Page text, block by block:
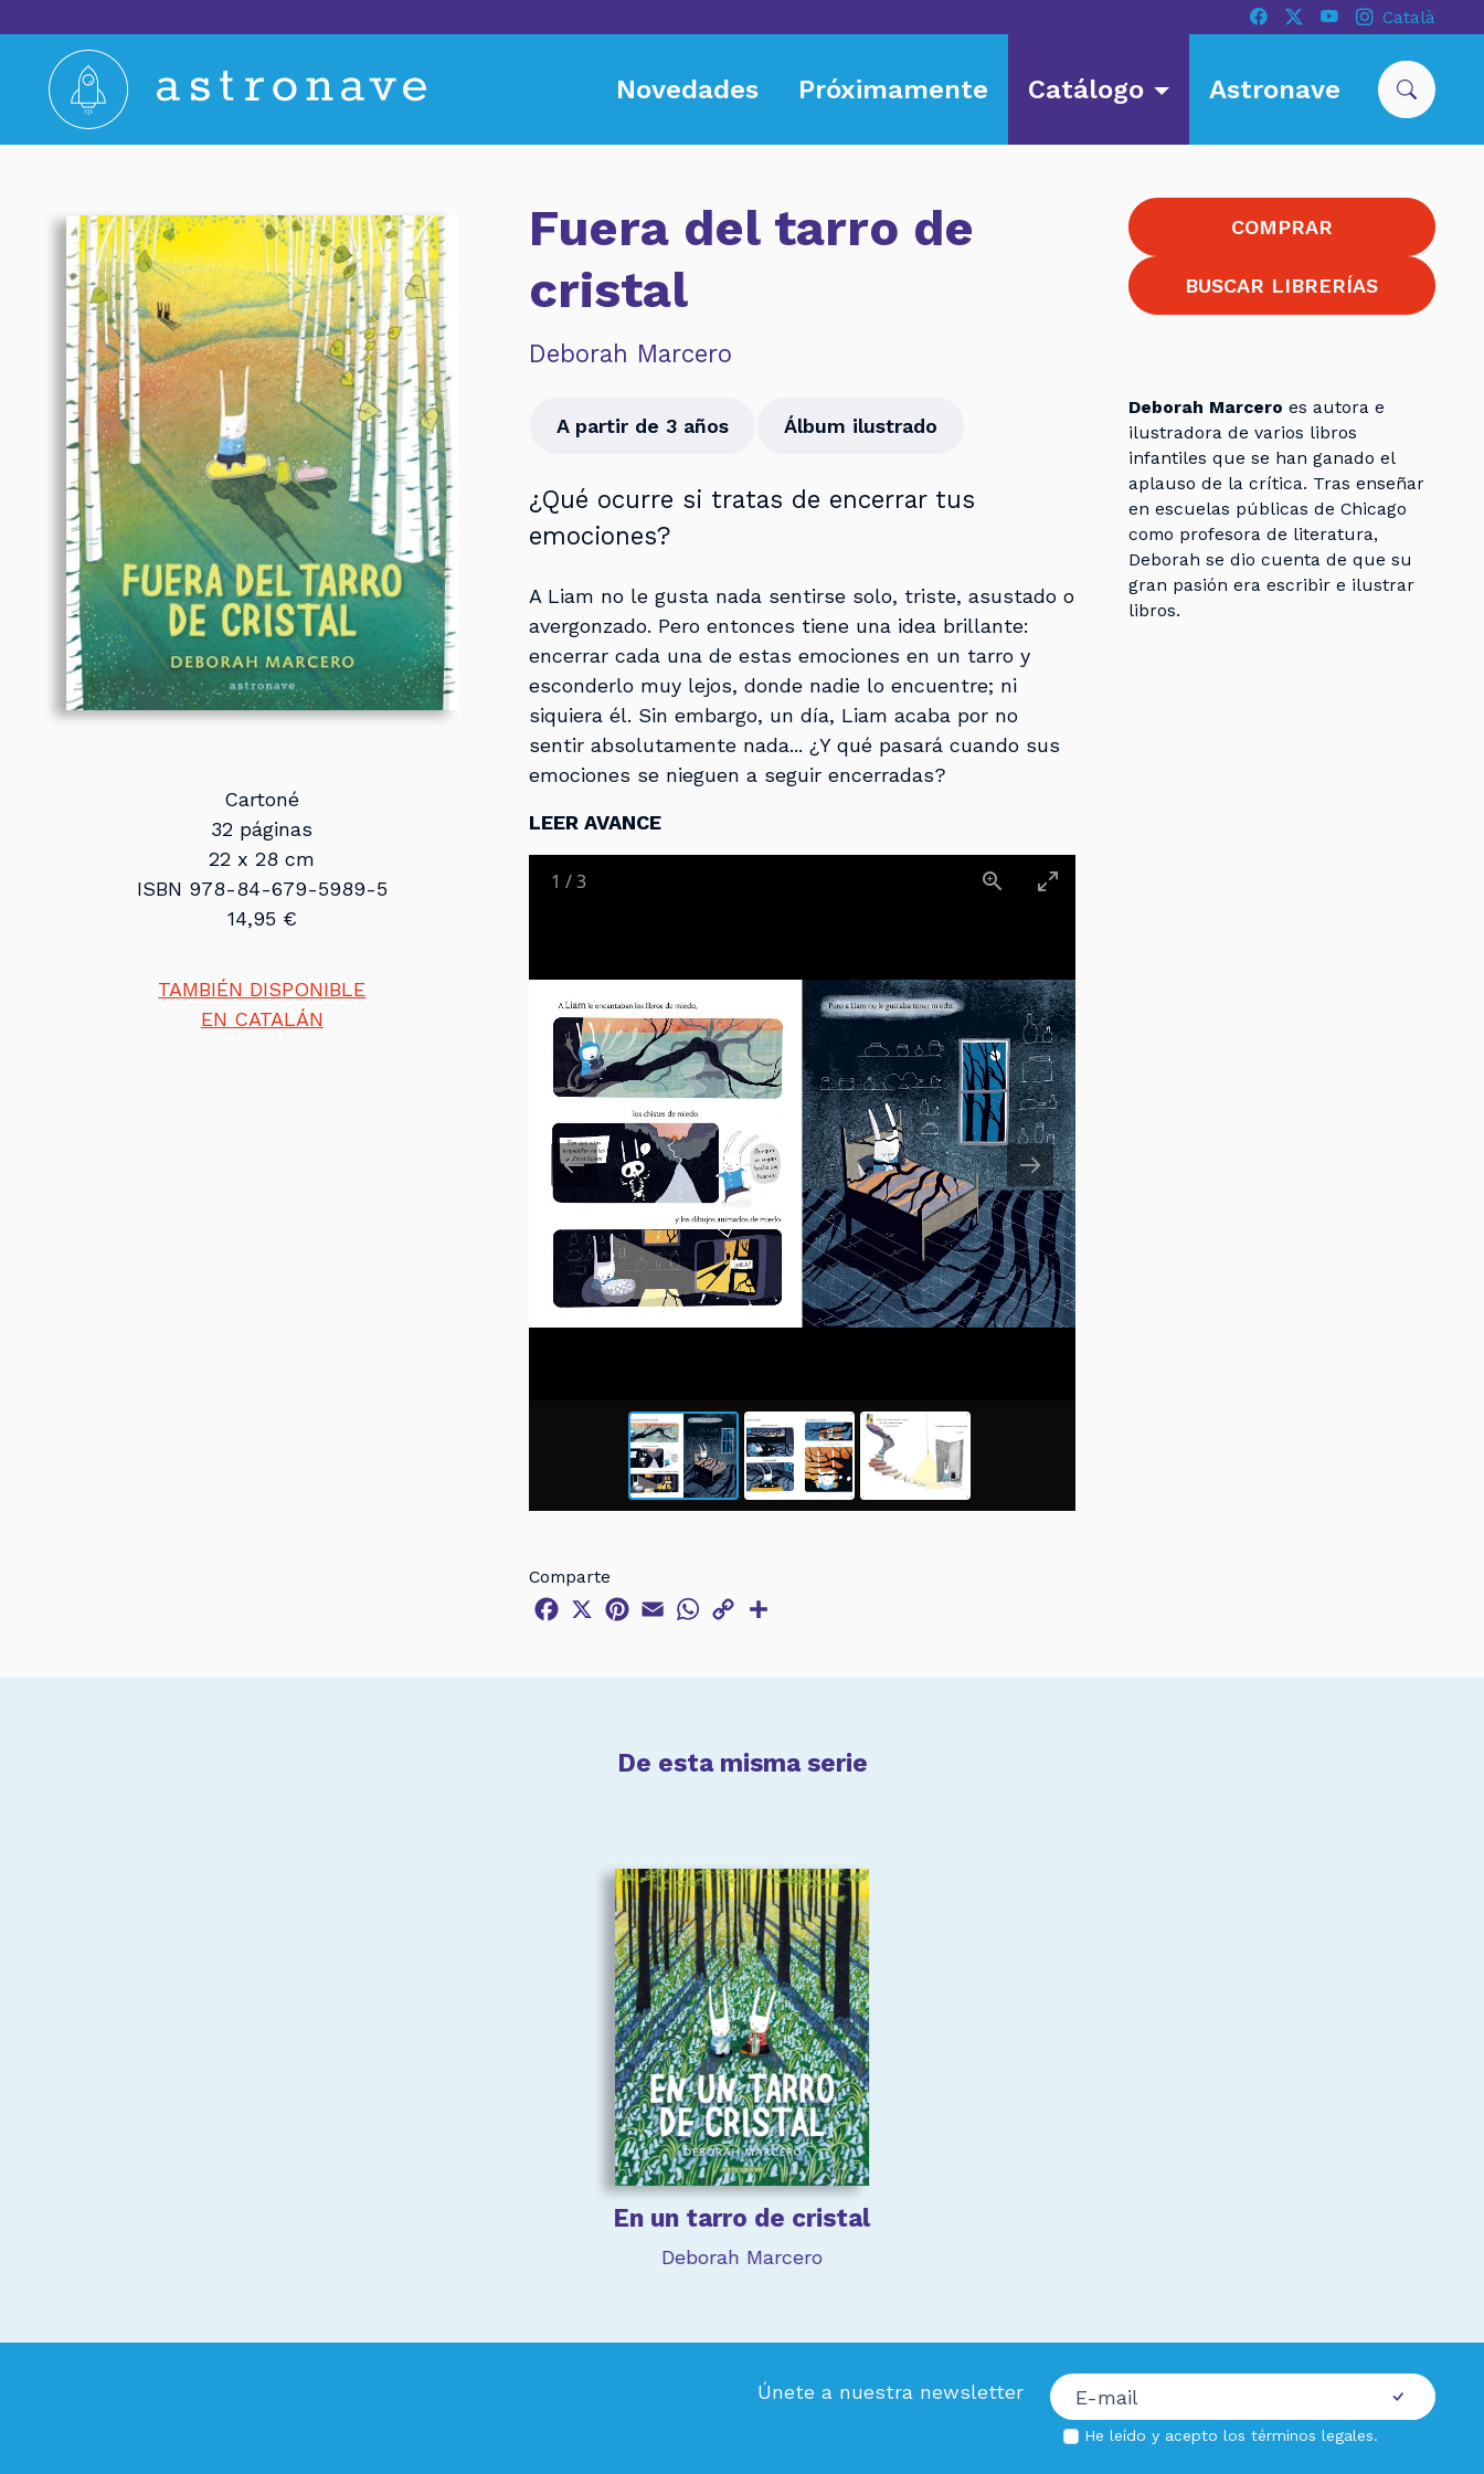
Català
Novedades Próximamente Catálogo Astronave
Cartoné
32 páginas
22 x 28 cm
ISBN 978-84-679-5989-5
14,95 €
TAMBIÉN DISPONIBLE
EN CATALÁN
Fuera del tarro de
cristal
Deborah Marcero
A partir de 3 años Álbum ilustrado
¿Qué ocurre si tratas de encerrar tus
emociones?
A Liam no le gusta nada sentirse solo, triste, asustado o
avergonzado. Pero entonces tiene una idea brillante:
encerrar cada una de estas emociones en un tarro y
esconderlo muy lejos, donde nadie lo encuentre; ni
siquiera él. Sin embargo, un día, Liam acaba por no
sentir absolutamente nada... ¿Y qué pasará cuando sus
emociones se nieguen a seguir encerradas?
LEER AVANCE
1 /3
Comparte
Facebook
X Pinterest
Email WhatsApp
Copy
Link
COMPRAR
BUSCAR LIBRERÍAS
Deborah Marcero es autora e
ilustradora de varios libros
infantiles que se han ganado el
aplauso de la crítica. Tras enseñar
en escuelas públicas de Chicago
como profesora de literatura,
Deborah se dio cuenta de que su
gran pasión era escribir e ilustrar
libros.
De esta misma serie
En un tarro de cristal
Deborah Marcero
Únete a nuestra newsletter
He leído y acepto los términos legales.